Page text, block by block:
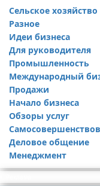
Сельское хозяйство
Разное
Идеи бизнеса
Для руководителя
Промышленность
Международный
Продажи
Начало бизнеса
Обзоры услуг
Деловое общение
Менеджмент